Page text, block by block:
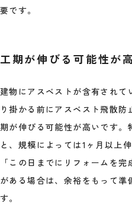
要です。
工期が伸びる可能性が
建物にアスベストが含有されて
り掛かる前にアスベスト飛散
期が伸びる可能性が高いです。
と、規模によっては1ヶ月以上
「この日までにリフォームを
がある場合は、余裕をもって準
す。